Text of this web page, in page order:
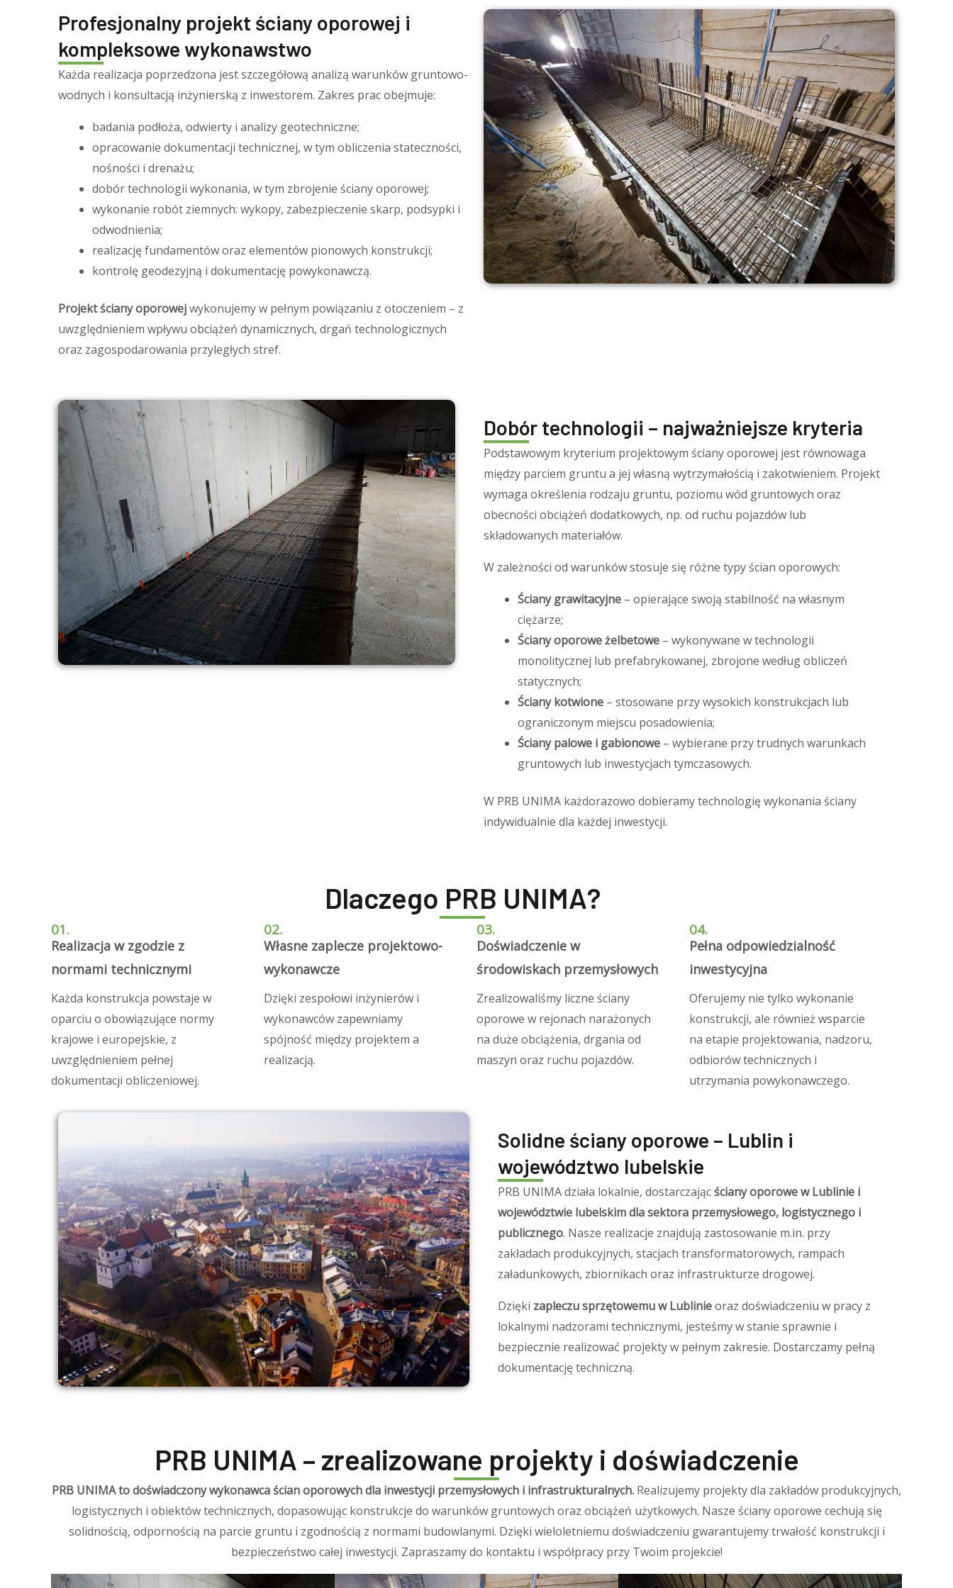
Profesjonalny projekt ściany oporowej i
kompleksowe wykonawstwo
Każda realizacja poprzedzona jest szczegółową analizą warunków gruntowo-
wodnych i konsultacją inżynierską z inwestorem. Zakres prac obejmuje:
badania podłoża, odwierty i analizy geotechniczne;
opracowanie dokumentacji technicznej, w tym obliczenia stateczności,
nośności i drenażu;
dobór technologii wykonania, w tym zbrojenie ściany oporowej;
wykonanie robót ziemnych: wykopy, zabezpieczenie skarp, podsypki i
odwodnienia;
realizację fundamentów oraz elementów pionowych konstrukcji;
kontrolę geodezyjną i dokumentację powykonawczą.
Projekt ściany oporowejwykonujemy w pełnym powiązaniu z otoczeniem – z
uwzględnieniem wpływu obciążeń dynamicznych, drgań technologicznych
oraz zagospodarowania przyległych stref.
Dobór technologii – najważniejsze kryteria
Podstawowym kryterium projektowym ściany oporowej jest równowaga
między parciem gruntu a jej własną wytrzymałością i zakotwieniem. Projekt
wymaga określenia rodzaju gruntu, poziomu wód gruntowych oraz
obecności obciążeń dodatkowych, np. od ruchu pojazdów lub
składowanych materiałów.
W zależności od warunków stosuje się różne typy ścian oporowych:
Ściany grawitacyjne – opierające swoją stabilność na własnym
ciężarze;
Ściany oporowe żelbetowe – wykonywane w technologii
monolitycznej lub prefabrykowanej, zbrojone według obliczeń
statycznych;
Ściany kotwione – stosowane przy wysokich konstrukcjach lub
ograniczonym miejscu posadowienia;
Ściany palowe i gabionowe – wybierane przy trudnych warunkach
gruntowych lub inwestycjach tymczasowych.
W PRB UNIMA każdorazowo dobieramy technologię wykonania ściany
indywidualnie dla każdej inwestycji.
Dlaczego PRB UNIMA?
01.
Realizacja w zgodzie z
normami technicznymi
Każda konstrukcja powstaje w
oparciu o obowiązujące normy
krajowe i europejskie, z
uwzględnieniem pełnej
dokumentacji obliczeniowej.
02.
Własne zaplecze projektowo-
wykonawcze
Dzięki zespołowi inżynierów i
wykonawców zapewniamy
spójność między projektem a
realizacją.
03.
Doświadczenie w
środowiskach przemysłowych
Zrealizowaliśmy liczne ściany
oporowe w rejonach narażonych
na duże obciążenia, drgania od
maszyn oraz ruchu pojazdów.
04.
Pełna odpowiedzialność
inwestycyjna
Oferujemy nie tylko wykonanie
konstrukcji, ale również wsparcie
na etapie projektowania, nadzoru,
odbiorów technicznych i
utrzymania powykonawczego.
Solidne ściany oporowe – Lublin i
województwo lubelskie
PRB UNIMA działa lokalnie, dostarczającściany oporowe w Lublinie i
województwie lubelskim dla sektora przemysłowego, logistycznego i
publicznego. Nasze realizacje znajdują zastosowanie m.in. przy
zakładach produkcyjnych, stacjach transformatorowych, rampach
załadunkowych, zbiornikach oraz infrastrukturze drogowej.
Dzięki zapleczu sprzętowemu w Lublinieoraz doświadczeniu w pracy z
lokalnymi nadzorami technicznymi, jesteśmy w stanie sprawnie i
bezpiecznie realizować projekty w pełnym zakresie. Dostarczamy pełną
dokumentację techniczną.
PRB UNIMA – zrealizowane projekty i doświadczenie
PRB UNIMA to doświadczony wykonawca ścian oporowych dla inwestycji przemysłowych i infrastrukturalnych. Realizujemy projekty dla zakładów produkcyjnych,
logistycznych i obiektów technicznych, dopasowując konstrukcje do warunków gruntowych oraz obciążeń użytkowych. Nasze ściany oporowe cechują się
solidnością, odpornością na parcie gruntu i zgodnością z normami budowlanymi. Dzięki wieloletniemu doświadczeniu gwarantujemy trwałość konstrukcji i
bezpieczeństwo całej inwestycji. Zapraszamy do kontaktu i współpracy przy Twoim projekcie!